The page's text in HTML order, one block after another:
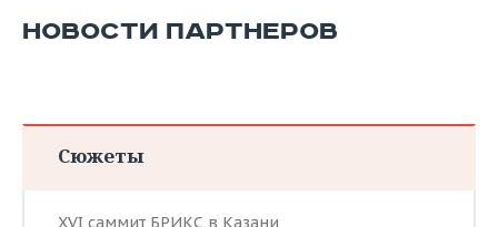
НОВОСТИ ПАРТНЕРОВ
Сюжеты
XVI саммит БРИКС в Казани